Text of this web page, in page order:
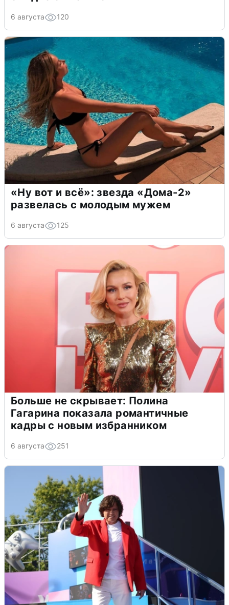
6 августа 120
«Ну вот и всё»: звезда «Дома-2»
развелась с молодым мужем
6 августа 125
Больше не скрывает: Полина
Гагарина показала романтичные
кадры с новым избранником
6 августа 251